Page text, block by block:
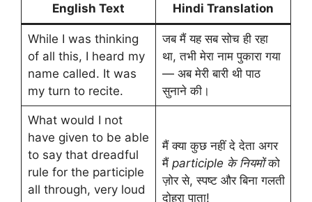
English Text Hindi Translation
While I was thinking
of all this, I heard my
name called. It was
my turn to recite.
जब मैं यह सब सोच ही रहा
था, तभी मेरा नाम पुकारा गया
— अब मेरी बारी थी पाठ
सुनाने की।
What would I not
have given to be able
to say that dreadful
rule for the participle
all through, very loud
मैं क्या कुछ नहीं दे देता अगर
मैं participle के नियमोंको
ज़ोर से, स्पष्ट और बिना गलती
दोहरा पाता!